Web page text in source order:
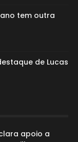
tem outra
de Lucas
apoio a